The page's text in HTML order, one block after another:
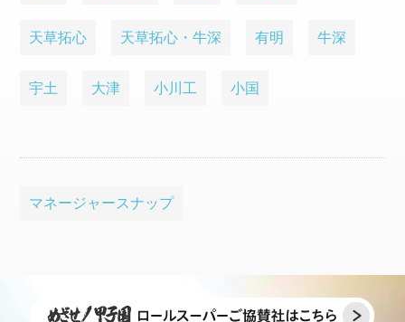
天草拓心 天草拓心・牛深 有明 牛深
宇土 大津 小川工 小国
マネージャースナップ